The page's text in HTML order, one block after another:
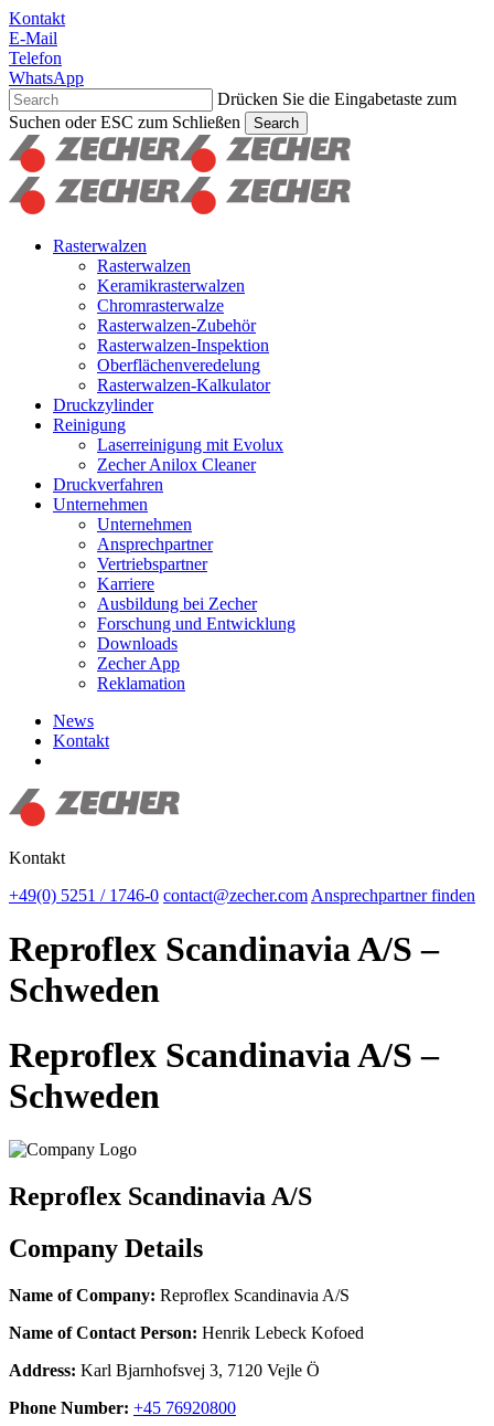
Skip
to
main
content
Kontakt
E-Mail
Telefon
WhatsApp
Drücken Sie die Eingabetaste zum
Suchen oder ESC zum Schließen
Search
Suche
schließen
Suchen
Menu
Rasterwalzen
Rasterwalzen
Keramikrasterwalzen
Chromrasterwalze
Rasterwalzen-Zubehör
Rasterwalzen-Inspektion
Oberflächenveredelung
Rasterwalzen-Kalkulator
Druckzylinder
Reinigung
Laserreinigung mit Evolux
Zecher Anilox Cleaner
Druckverfahren
Unternehmen
Unternehmen
Ansprechpartner
Vertriebspartner
Karriere
Ausbildung bei Zecher
Forschung und Entwicklung
Downloads
Zecher App
Reklamation
News
Kontakt
Kontakt
+49(0) 5251 / 1746-0 contact@zecher.com Ansprechpartner finden
Reproflex Scandinavia A/S –
Schweden
Reproflex Scandinavia A/S –
Schweden
Reproflex Scandinavia A/S
Company Details
Name of Company: Reproflex Scandinavia A/S
Name of Contact Person: Henrik Lebeck Kofoed
Address: Karl Bjarnhofsvej 3, 7120 Vejle Ö
Phone Number: +45 76920800